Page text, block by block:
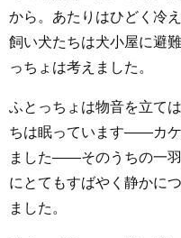
から。あたりはひどく冷
飼い犬たちは犬小屋に避
っちょは考えました。
ふとっちょは物音を立て
ちは眠っています――カ
ました――そのうちの一
にとてもすばやく静かに
ました。